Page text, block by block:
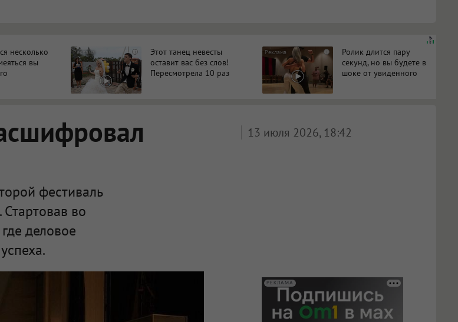
несколько
вы
i
Этот танец невесты
оставит вас без слов!
Пересмотрела 10 раз
i
Ролик длится пару
секунд, но вы будете в
шоке от увиденного
фестиваль
во
деловое
13 июля 2026, 18:42
РЕКЛАМА